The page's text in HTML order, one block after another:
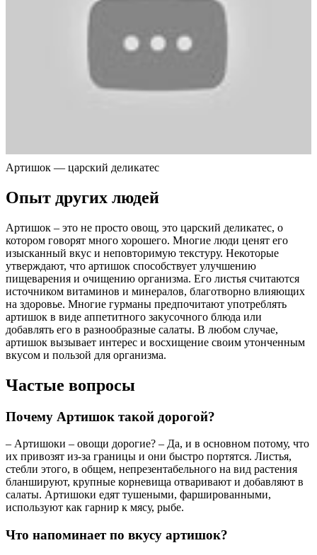
Артишок — царский деликатес
Опыт других людей
Артишок – это не просто овощ, это царский деликатес, о
котором говорят много хорошего. Многие люди ценят его
изысканный вкус и неповторимую текстуру. Некоторые
утверждают, что артишок способствует улучшению
пищеварения и очищению организма. Его листья считаются
источником витаминов и минералов, благотворно влияющих
на здоровье. Многие гурманы предпочитают употреблять
артишок в виде аппетитного закусочного блюда или
добавлять его в разнообразные салаты. В любом случае,
артишок вызывает интерес и восхищение своим утонченным
вкусом и пользой для организма.
Частые вопросы
Почему Артишок такой дорогой?
– Артишоки – овощи дорогие? – Да, и в основном потому, что
их привозят из-за границы и они быстро портятся. Листья,
стебли этого, в общем, непрезентабельного на вид растения
бланшируют, крупные корневища отваривают и добавляют в
салаты. Артишоки едят тушеными, фаршированными,
используют как гарнир к мясу, рыбе.
Что напоминает по вкусу артишок?